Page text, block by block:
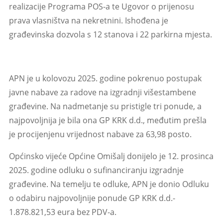
realizacije Programa POS-a te Ugovor o prijenosu
prava vlasništva na nekretnini. Ishođena je
građevinska dozvola s 12 stanova i 22 parkirna mjesta.
APN je u kolovozu 2025. godine pokrenuo postupak
javne nabave za radove na izgradnji višestambene
građevine. Na nadmetanje su pristigle tri ponude, a
najpovoljnija je bila ona GP KRK d.d., međutim prešla
je procijenjenu vrijednost nabave za 63,98 posto.
Općinsko vijeće Općine Omišalj donijelo je 12. prosinca
2025. godine odluku o sufinanciranju izgradnje
građevine. Na temelju te odluke, APN je donio Odluku
o odabiru najpovoljnije ponude GP KRK d.d.-
1.878.821,53 eura bez PDV-a.